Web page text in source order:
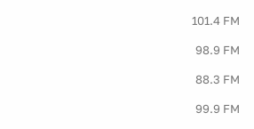
101.4 FM
98.9 FM
88.3 FM
99.9 FM